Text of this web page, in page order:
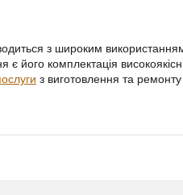
з широким
його комплектація
з виготовлення та